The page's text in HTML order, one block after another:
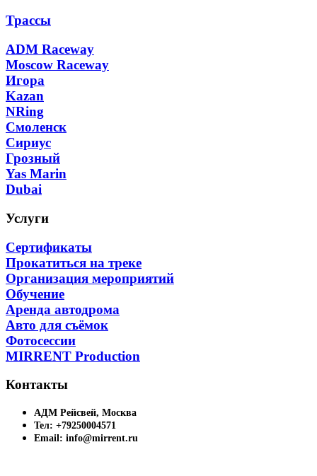
Трассы
ADM Raceway
Moscow Raceway
Игора
Kazan
NRing
Смоленск
Сириус
Грозный
Yas Marin
Dubai
Услуги
Сертификаты
Прокатиться на треке
Организация мероприятий
Обучение
Аренда автодрома
Авто для съёмок
Фотосессии
MIRRENT Production
Контакты
АДМ Рейсвей, Москва
Тел: +79250004571
Email: info@mirrent.ru